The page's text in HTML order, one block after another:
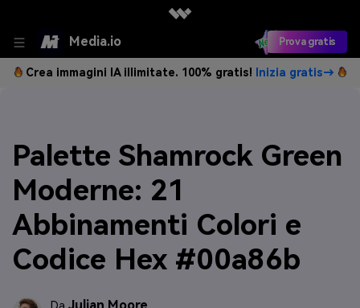
Media.io Prova gratis
Crea immagini IA illimitate. 100% gratis! Inizia gratis→
Palette Shamrock Green
Moderne: 21
Abbinamenti Colori e
Codice Hex #00a86b